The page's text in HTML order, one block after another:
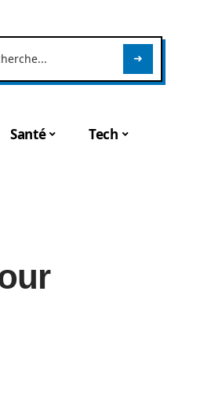
Santé Tech